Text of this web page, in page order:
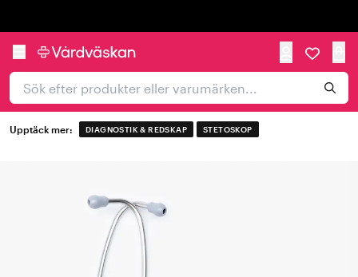
Upptäck mer: DIAGNOSTIK & REDSKAP STETOSKOP